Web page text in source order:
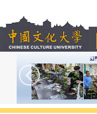
到
主
要